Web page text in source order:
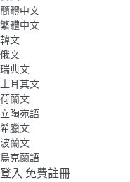
簡體中文
繁體中文
韓文
俄文
瑞典文
土耳其文
荷蘭文
立陶宛語
希臘文
波蘭文
烏克蘭語
登入 免費註冊